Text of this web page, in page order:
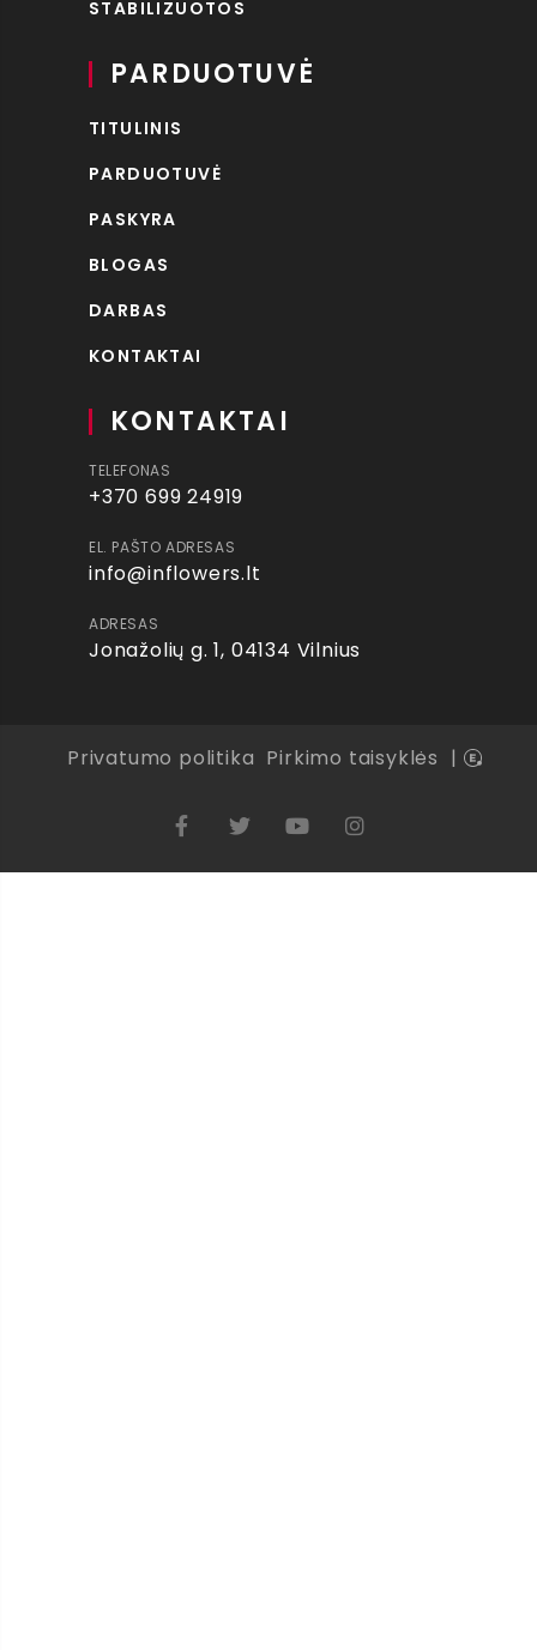
STABILIZUOTOS
PARDUOTUVĖ
TITULINIS
PARDUOTUVĖ
PASKYRA
BLOGAS
DARBAS
KONTAKTAI
KONTAKTAI
TELEFONAS
+370 699 24919
EL. PAŠTO ADRESAS
info@inflowers.lt
ADRESAS
Jonažolių g. 1, 04134 Vilnius
Privatumo politika Pirkimo taisyklės |